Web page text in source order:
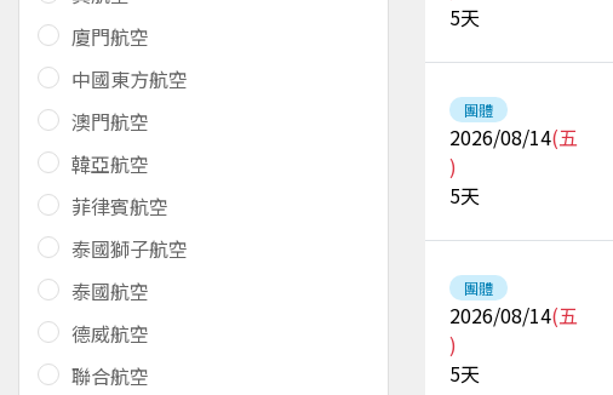
廈門航空
中國東方航空
澳門航空
韓亞航空
菲律賓航空
泰國獅子航空
泰國航空
德威航空
聯合航空
5天
團體
2026/08/14(五
)
5天
團體
2026/08/14(五
)
5天